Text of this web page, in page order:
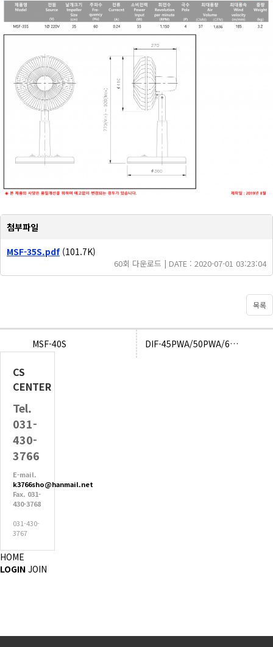
첨부파일
MSF-35S.pdf (101.7K)
60회 다운로드 | DATE : 2020-07-01 03:23:04
목록
MSF-40S DIF-45PWA/50PWA/60PWA
CS
CENTER
Tel.
031-
430-
3766
E-mail.
k3766sho@hanmail.net
Fax. 031-
430-3768
031-430-
3767
HOME
LOGIN JOIN